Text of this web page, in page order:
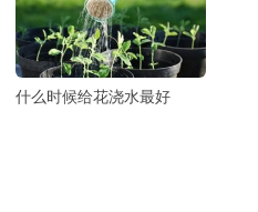
什么时候给花浇水最好